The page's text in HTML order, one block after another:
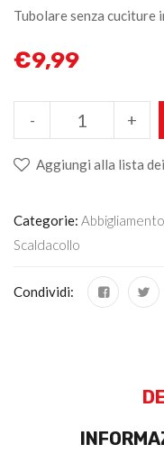
Tubolare senza cuciture
€9,99
+
-
Aggiungi alla lista
Categorie:
Scaldacollo
Condividi: